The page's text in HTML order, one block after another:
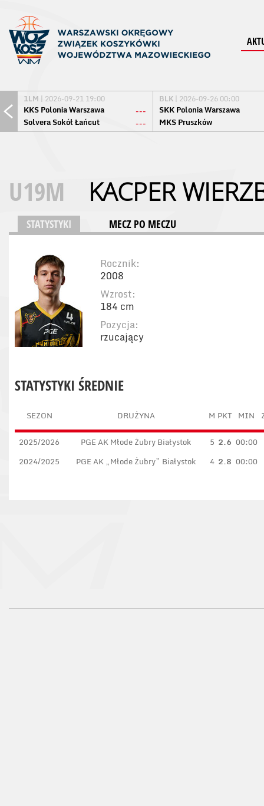
1LM | 2026-09-21 19:00
KKS Polonia Warszawa
---
Solvera Sokół Łańcut
---
BLK | 2026-09-26 00:00
SKK Polonia Warszawa
MKS Pruszków
U19M KACPER
STATYSTYKI MECZ PO MECZU
Rocznik:
2008
Wzrost:
184 cm
Pozycja:
rzucający
STATYSTYKI ŚREDNIE
SEZON DRUŻYNA M PKT MIN
2025/2026 PGE AK Młode Żubry Białystok 5 2.6 00:00
2024/2025
PGE AK „Młode Żubry” Białystok 4 2.8 00:00